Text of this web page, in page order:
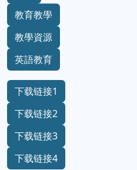
教育教學
教學資源
英語教育
下载链接1
下载链接2
下载链接3
下载链接4